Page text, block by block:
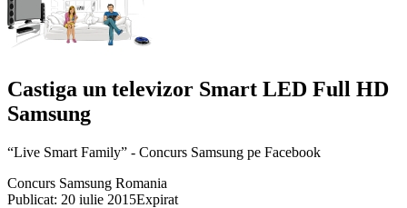
Castiga un televizor Smart LED Full HD
Samsung
“Live Smart Family” - Concurs Samsung pe Facebook
Concurs Samsung Romania
Publicat: 20 iulie 2015Expirat